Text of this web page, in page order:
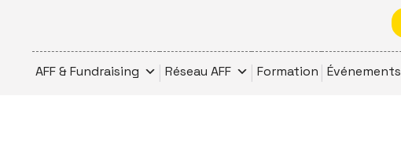
AFF & Fundraising Réseau AFF Formation Événements